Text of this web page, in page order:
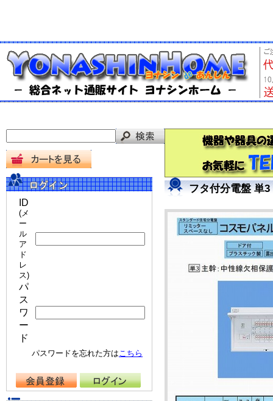
ID
(メ
ー
ル
ア
ド
レ
ス)
パ
ス
ワ
ー
ド
パスワードを忘れた方はこちら
フタ付分電盤 単